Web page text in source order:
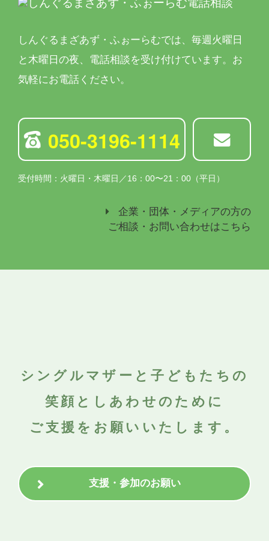
しんぐるまざあず・ふぉーらむでは、 毎週火曜日
と木曜日の夜、電話相談を受け付けています。 お
気軽にお電話ください。
050-3196-1114
受付時間：火曜日・木曜日／16：00〜21：00（平日）
企業・団体・メディアの方の
ご相談・お問い合わせはこちら
シングルマザーと子どもたちの
笑顔としあわせのために
ご支援をお願いいたします。
支援・参加のお願い